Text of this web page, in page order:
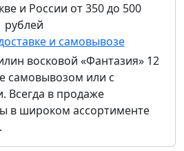
и России от 350 до 500
рублей
и самовывозе
восковой «Фантазия» 12
самовывозом или с
Всегда в продаже
в широком ассортименте